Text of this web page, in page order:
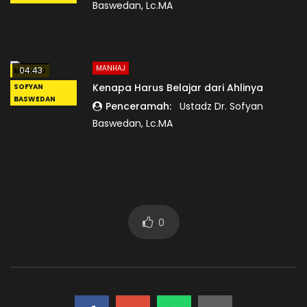
Baswedan, Lc.MA
MANHAJ
SOFYAN
BASWEDAN
04:43 MANHAJ
Kenapa Harus Belajar dari Ahlinya
Penceramah: Ustadz Dr. Sofyan
Baswedan, Lc.MA
0